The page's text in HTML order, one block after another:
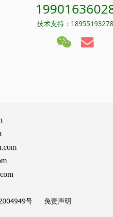
技术支持：
号 免责声明